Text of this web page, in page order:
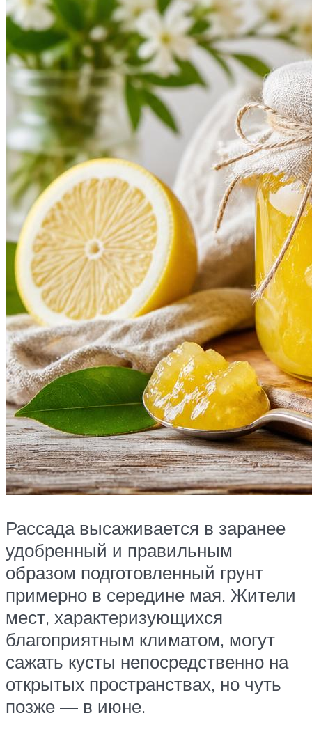
Рассада высаживается в заранее
удобренный и правильным
образом подготовленный грунт
примерно в середине мая. Жители
мест, характеризующихся
благоприятным климатом, могут
сажать кусты непосредственно на
открытых пространствах, но чуть
позже — в июне.